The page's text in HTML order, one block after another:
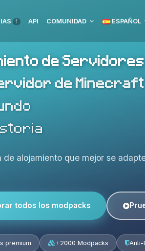
1 API COMUNIDAD ESPAÑOL
de
de Minecraft
de alojamiento que mejor se
todos los modpacks
premium +2000 Modpacks Anti-